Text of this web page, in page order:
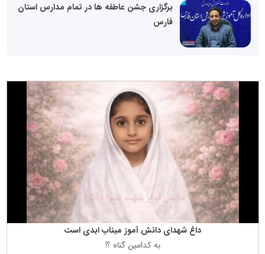
برگزاری جشن عاطفه ها در تمام مدارس استان
فارس
داغ شهدای دانش آموز میناب ابدی است
به كدامین گناه ؟!